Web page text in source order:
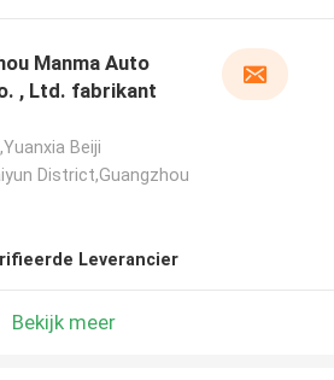
Manma Auto
, Ltd. fabrikant
Beiji
District,Guangzhou
Leverancier
Bekijk meer